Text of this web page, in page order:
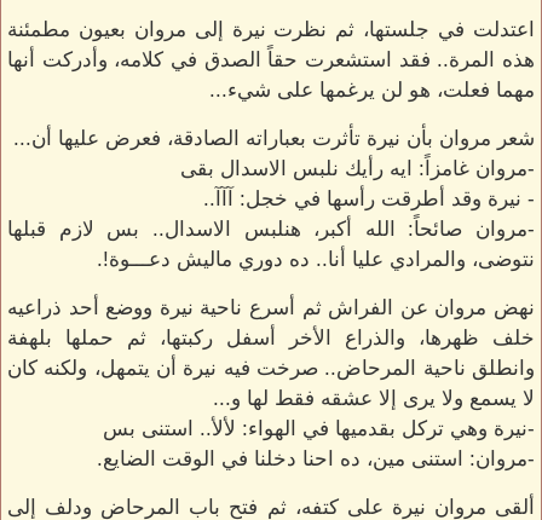
اعتدلت في جلستها، ثم نظرت نيرة إلى مروان بعيون مطمئنة
هذه المرة.. فقد استشعرت حقاً الصدق في كلامه، وأدركت أنها
مهما فعلت، هو لن يرغمها على شيء...
شعر مروان بأن نيرة تأثرت بعباراته الصادقة، فعرض عليها أن...
-مروان غامزاً: ايه رأيك نلبس الاسدال بقى
- نيرة وقد أطرقت رأسها في خجل: آآآ..
-مروان صائحاً: الله أكبر، هنلبس الاسدال.. بس لازم قبلها
نتوضى، والمرادي عليا أنا.. ده دوري ماليش دعـــوة!.
نهض مروان عن الفراش ثم أسرع ناحية نيرة ووضع أحد ذراعيه
خلف ظهرها، والذراع الأخر أسفل ركبتها، ثم حملها بلهفة
وانطلق ناحية المرحاض.. صرخت فيه نيرة أن يتمهل، ولكنه كان
لا يسمع ولا يرى إلا عشقه فقط لها و...
-نيرة وهي تركل بقدميها في الهواء: لألأ.. استنى بس
-مروان: استنى مين، ده احنا دخلنا في الوقت الضايع.
ألقى مروان نيرة على كتفه، ثم فتح باب المرحاض ودلف إلى